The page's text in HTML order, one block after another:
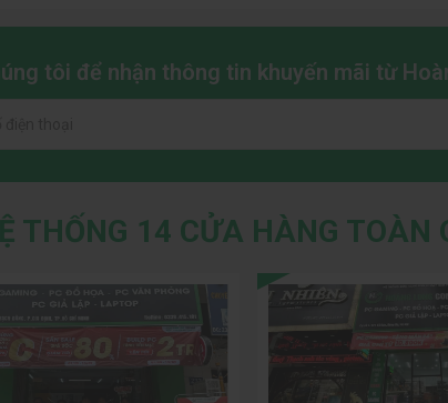
tôi để nhận thông tin khuyến mãi từ
THỐNG 14 CỬA HÀNG TOÀN